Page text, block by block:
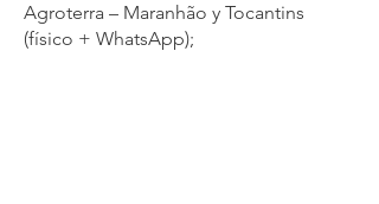
Agroterra – Maranhão y Tocantins
(físico + WhatsApp);